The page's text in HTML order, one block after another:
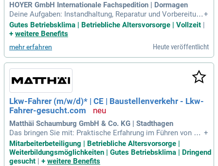
HOYER GmbH Internationale Fachspedition | Dormagen
Deine Aufgaben: Instandhaltung, Reparatur und Vorbereitung
von Nutzfahrzeugen, Tankaufliegern, Chassis und Sattelzug
maschinen; Technische Kontrolle des Equipments anhand v
rung von Wiederholungsprüfungen
+
Gutes Betriebsklima | Betriebliche Altersvorsorge | Vollzeit
+ weitere Benefits
mehr erfahren Heute veröffentlicht
Lkw-Fahrer (m/w/d)* | CE | Baustellenverkehr - Lkw-
Fahrer-gesucht.com
Matthäi Schaumburg GmbH & Co. KG | Stadthagen
Das bringen Sie mit: Praktische Erfahrung im Führen von Sa
ttelzugmaschinen; Kenntnisse im wirtschaftlichen Fahren si
nd wünschenswert; Erforderliche Führerscheine: CE inkl.
+
Mitarbeiterbeteiligung | Betriebliche Altersvorsorge |
Weiterbildungsmöglichkeiten | Gutes Betriebsklima | Dringend
gesucht | + weitere Benefits